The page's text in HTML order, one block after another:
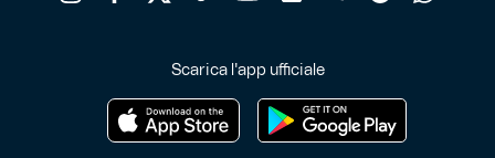
Helan x Genoa
Scarica l'app ufficiale